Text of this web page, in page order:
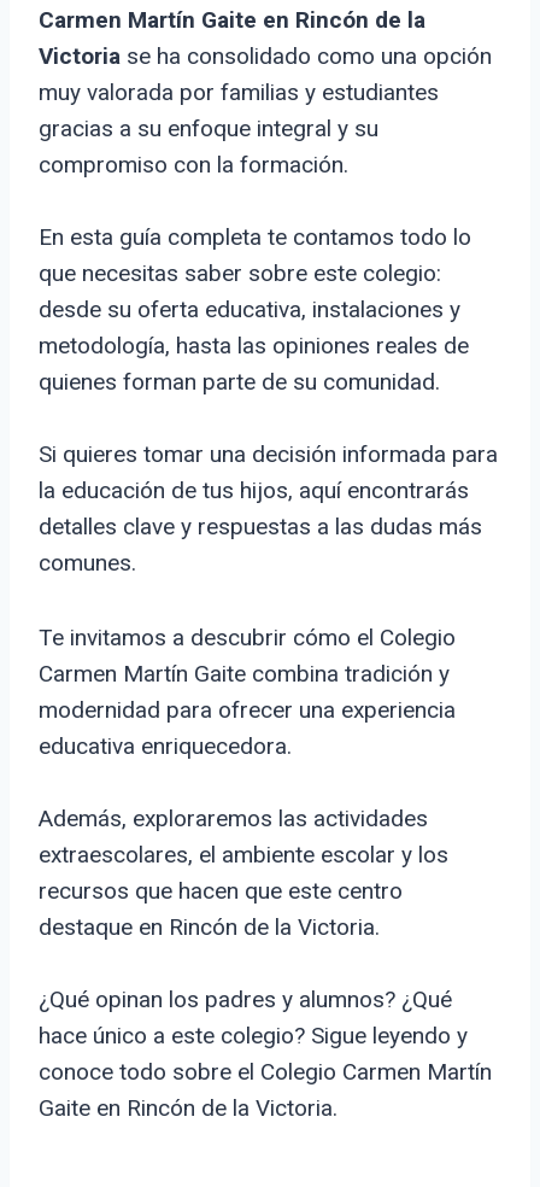
Carmen Martín Gaite en Rincón de la
Victoria se ha consolidado como una opción
muy valorada por familias y estudiantes
gracias a su enfoque integral y su
compromiso con la formación.
En esta guía completa te contamos todo lo
que necesitas saber sobre este colegio:
desde su oferta educativa, instalaciones y
metodología, hasta las opiniones reales de
quienes forman parte de su comunidad.
Si quieres tomar una decisión informada para
la educación de tus hijos, aquí encontrarás
detalles clave y respuestas a las dudas más
comunes.
Te invitamos a descubrir cómo el Colegio
Carmen Martín Gaite combina tradición y
modernidad para ofrecer una experiencia
educativa enriquecedora.
Además, exploraremos las actividades
extraescolares, el ambiente escolar y los
recursos que hacen que este centro
destaque en Rincón de la Victoria.
¿Qué opinan los padres y alumnos? ¿Qué
hace único a este colegio? Sigue leyendo y
conoce todo sobre el Colegio Carmen Martín
Gaite en Rincón de la Victoria.